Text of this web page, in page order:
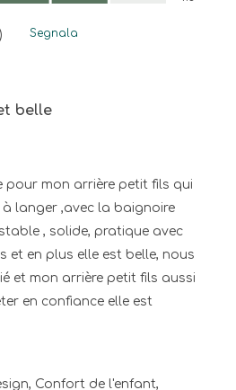
) Segnala
belle
pour mon arrière petit fils qui
à langer ,avec la baignoire
, solide, pratique avec
et en plus elle est belle, nous
et mon arrière petit fils aussi
en confiance elle est
Confort de l'enfant,